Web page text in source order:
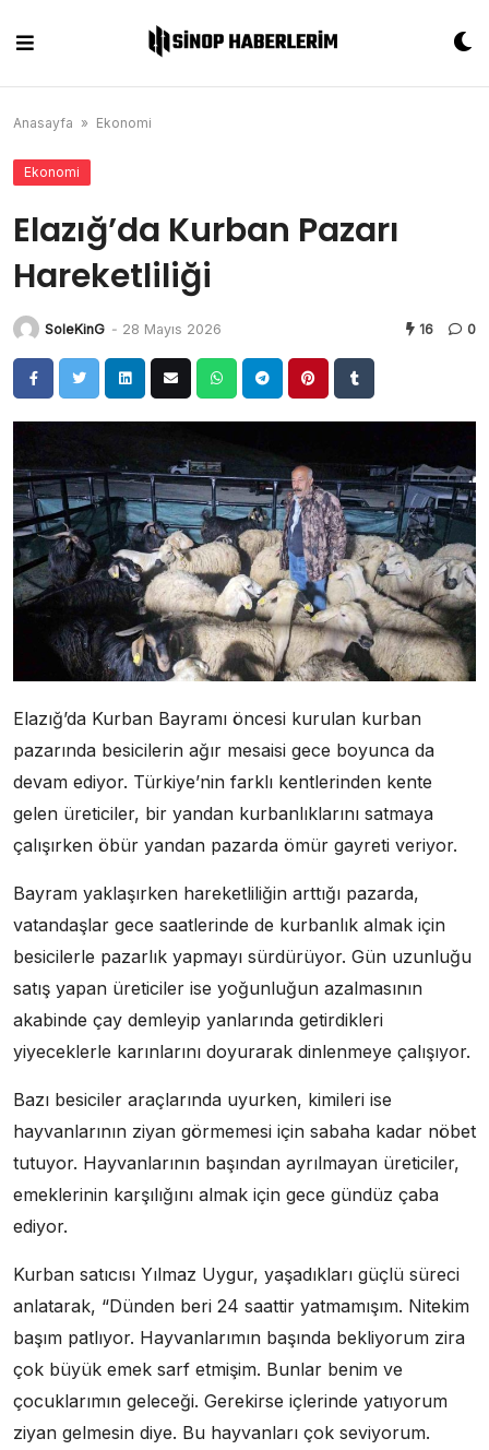
content
Anasayfa » Ekonomi
Ekonomi
Elazığ’da Kurban Pazarı
Hareketliliği
SoleKinG - 28 Mayıs 2026 16 0
Elazığ’da Kurban Bayramı öncesi kurulan kurban
pazarında besicilerin ağır mesaisi gece boyunca da
devam ediyor. Türkiye’nin farklı kentlerinden kente
gelen üreticiler, bir yandan kurbanlıklarını satmaya
çalışırken öbür yandan pazarda ömür gayreti veriyor.
Bayram yaklaşırken hareketliliğin arttığı pazarda,
vatandaşlar gece saatlerinde de kurbanlık almak için
besicilerle pazarlık yapmayı sürdürüyor. Gün uzunluğu
satış yapan üreticiler ise yoğunluğun azalmasının
akabinde çay demleyip yanlarında getirdikleri
yiyeceklerle karınlarını doyurarak dinlenmeye çalışıyor.
Bazı besiciler araçlarında uyurken, kimileri ise
hayvanlarının ziyan görmemesi için sabaha kadar nöbet
tutuyor. Hayvanlarının başından ayrılmayan üreticiler,
emeklerinin karşılığını almak için gece gündüz çaba
ediyor.
Kurban satıcısı Yılmaz Uygur, yaşadıkları güçlü süreci
anlatarak, “Dünden beri 24 saattir yatmamışım. Nitekim
başım patlıyor. Hayvanlarımın başında bekliyorum zira
çok büyük emek sarf etmişim. Bunlar benim ve
çocuklarımın geleceği. Gerekirse içlerinde yatıyorum
ziyan gelmesin diye. Bu hayvanları çok seviyorum.